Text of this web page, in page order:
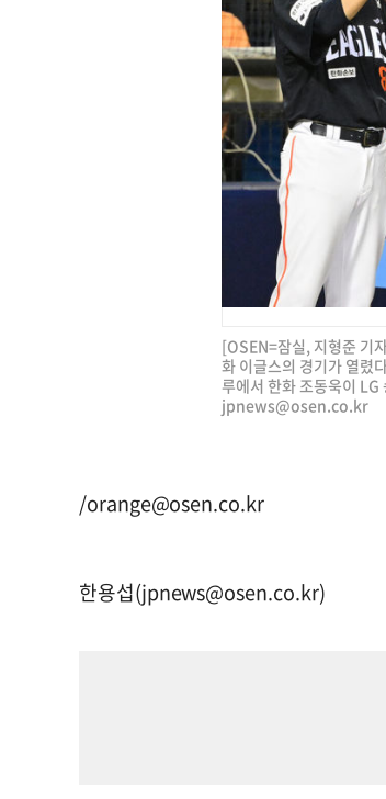
[OSEN=잠실, 지형준 기
화 이글스의 경기가 열렸
루에서 한화 조동욱이
jpnews@osen.co.kr
/orange@osen.co.kr
한용섭(jpnews@osen.co.kr)